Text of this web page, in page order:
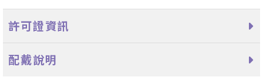
許可證資訊
配戴說明